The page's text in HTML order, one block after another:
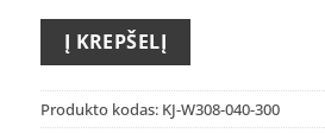
Į KREPŠELĮ
Produkto kodas: KJ-W308-040-300